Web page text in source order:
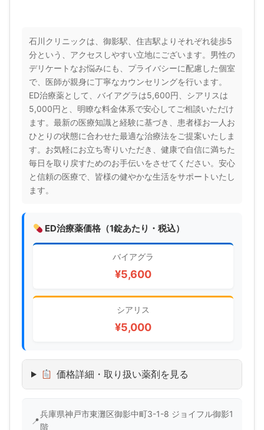
石川クリニックは、御影駅、住吉駅よりそれぞれ徒歩5
分という、アクセスしやすい立地にございます。男性の
デリケートなお悩みにも、プライバシーに配慮した個室
で、医師が親身に丁寧なカウンセリングを行います。
ED治療薬として、バイアグラは5,600円、シアリスは
5,000円と、明瞭な料金体系で安心してご相談いただけ
ます。最新の医療知識と経験に基づき、患者様お一人お
ひとりの状態に合わせた最適な治療法をご提案いたしま
す。お気軽にお立ち寄りいただき、健康で自信に満ちた
毎日を取り戻すためのお手伝いをさせてください。安心
と信頼の医療で、皆様の健やかな生活をサポートいたし
ます。
ED治療薬価格（1錠あたり・税込）
バイアグラ
¥5,600
シアリス
¥5,000
価格詳細・取り扱い薬剤を見る
兵庫県神戸市東灘区御影中町3-1-8 ジョイフル御影1
階